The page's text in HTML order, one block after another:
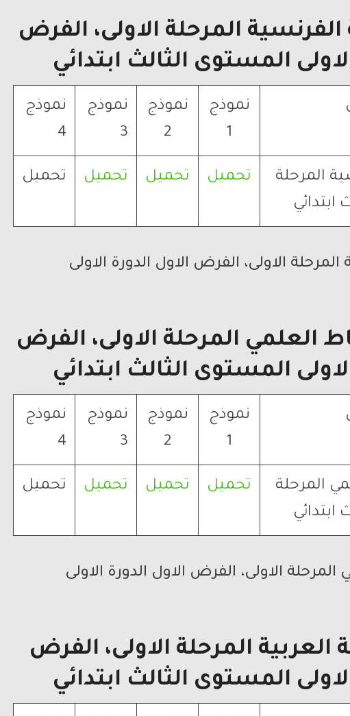
المرحلة الاولى، الفرض
المستوى الثالث ابتدائي
نموذج
1
نموذج
2
نموذج
3
نموذج
4
المرحلة
ابتدائي
تحميل تحميل تحميل تحميل
الاولى، الفرض الاول الدورة الاولى
العلمي المرحلة الاولى، الفرض
المستوى الثالث ابتدائي
نموذج
1
نموذج
2
نموذج
3
نموذج
4
المرحلة
ابتدائي
تحميل تحميل تحميل تحميل
الاولى، الفرض الاول الدورة الاولى
المرحلة الاولى، الفرض
المستوى الثالث ابتدائي